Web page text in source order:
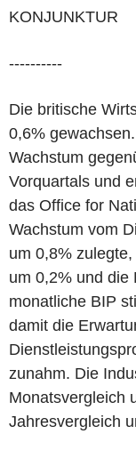
KONJUNKTUR
----------
Die britische
0,6%
Wachstum
Vorquartals und
das Office for
Wachstum vom
um 0,8%
um 0,2% und die
monatliche BIP
damit die
zunahm. Die
Monatsvergleich
Jahresvergleich